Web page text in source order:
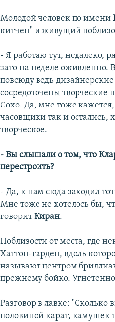
Молодой человек по имени
китчен" и живущий
- Я работаю тут, недалеко,
зато на неделе оживленно.
повсюду ведь
сосредоточены творческие
Сохо. Да, мне тоже
часовщики так и остались,
творческое.
- Вы слышали о том, что
перестроить?
- Да, к нам сюда заходил
Мне тоже не хотелось бы,
говоритКиран.
Поблизости от места, где
Хаттон-гарден, вдоль
называют центром
прежнему бойко.
Разговор в лавке: "Сколько
половиной карат, камушек